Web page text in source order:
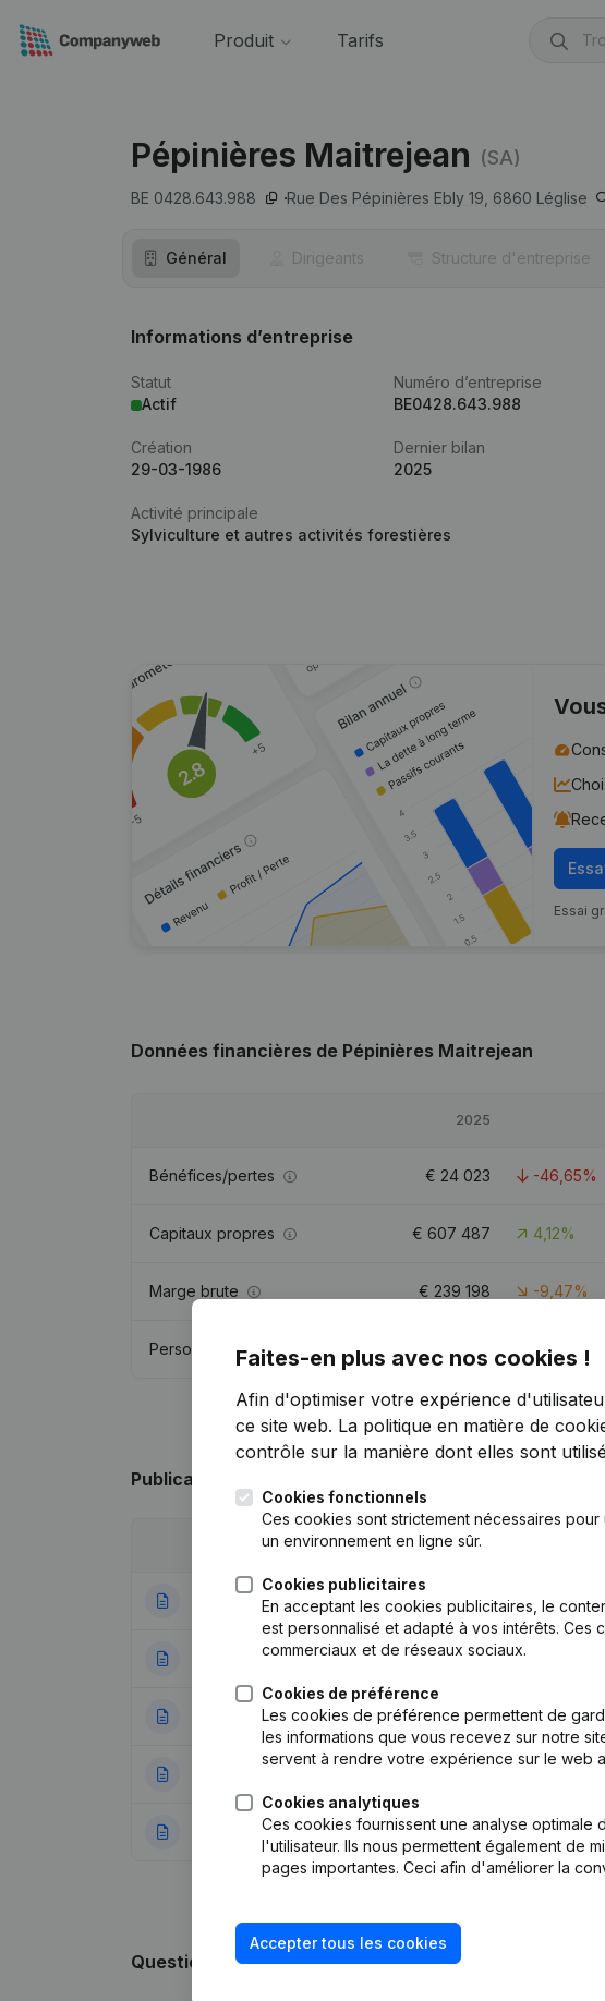
Produit Tarifs
Pépinières Maitrejean (SA)
BE 0428.643.988 Rue Des Pépinières Ebly 19, 6860 Léglise
Général Dirigeants Structure d'entreprise
Informations d’entreprise
Statut
Actif
Numéro d’entreprise
BE0428.643.988
Création
29-03-1986
Dernier bilan
2025
Activité principale
Sylviculture et autres activités forestières
Essai
Données financières de Pépinières Maitrejean
2025
Bénéfices/pertes € 24 023 -46,65%
Capitaux propres € 607 487 4,12%
Marge brute € 239 198 -9,47%
Personnel
Publications
Publication
16-12-2024 Demissions, Nominations
14-11-2019 Statuts (Traduction,
20-08-2018 Demissions, Nominations
Capital, Actions
15-06-2012 Siège Social
Questions fréquemment posées
Faites-en plus avec nos cookies !
Afin d'optimiser votre expérience
ce site web. La politique en matière de
contrôle sur la manière dont elles sont
Cookies fonctionnels
Ces cookies sont strictement nécessaires
un environnement en ligne sûr.
Cookies publicitaires
En acceptant les cookies publicitaires, le
est personnalisé et adapté à vos intérêts.
commerciaux et de réseaux sociaux.
Cookies de préférence
Les cookies de préférence permettent de
les informations que vous recevez sur notre
servent à rendre votre expérience sur le web
Cookies analytiques
Ces cookies fournissent une analyse
l'utilisateur. Ils nous permettent également de
pages importantes. Ceci afin d'améliorer la
Accepter tous les cookies